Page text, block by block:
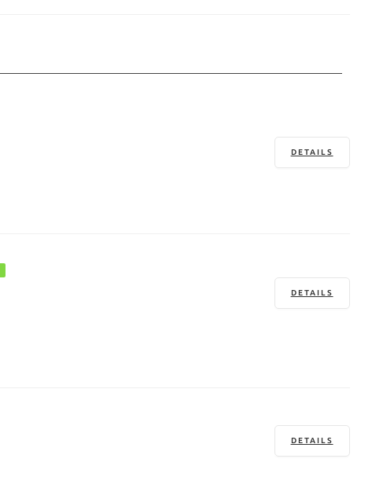
DETAILS
DETAILS
DETAILS